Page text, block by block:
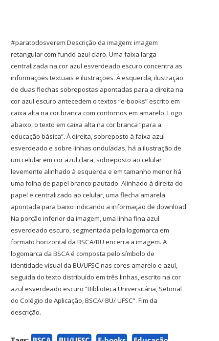
#paratodosverem Descrição da imagem: imagem
retangular com fundo azul claro. Uma faixa larga
centralizada na cor azul esverdeado escuro concentra as
informações textuais e ilustrações. À esquerda, ilustração
de duas flechas sobrepostas apontadas para a direita na
cor azul escuro antecedem o textos “e-books” escrito em
caixa alta na cor branca com contornos em amarelo. Logo
abaixo, o texto em caixa alta na cor branca “para a
educação básica”. À direita, sobreposto à faixa azul
esverdeado e sobre linhas onduladas, há a ilustração de
um celular em cor azul clara, sobreposto ao celular
levemente alinhado à esquerda e em tamanho menor há
uma folha de papel branco pautado. Alinhado à direita do
papel e centralizado ao celular, uma flecha amarela
apontada para baixo indicando a informação de download.
Na porção inferior da imagem, uma linha fina azul
esverdeado escuro, segmentada pela logomarca em
formato horizontal da BSCA/BU encerra a imagem. A
logomarca da BSCA é composta pelo símbolo de
identidade visual da BU/UFSC nas cores amarelo e azul,
seguida do texto distribuído em três linhas, escrito na cor
azul esverdeado escuro “Biblioteca Universitária, Setorial
do Colégio de Aplicação, BSCA/ BU/ UFSC”. Fim da
descrição.